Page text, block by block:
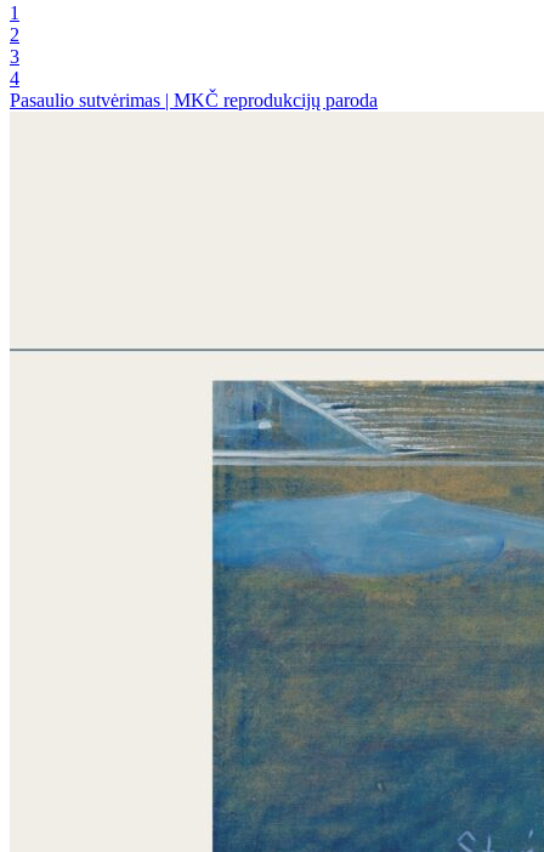
1
2
3
4
Pasaulio sutvėrimas | MKČ reprodukcijų paroda